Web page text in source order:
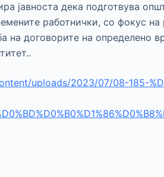
јавноста дека подготвува
работнички, со фокус
договорите на определено
uploads/2023/07/08-185-